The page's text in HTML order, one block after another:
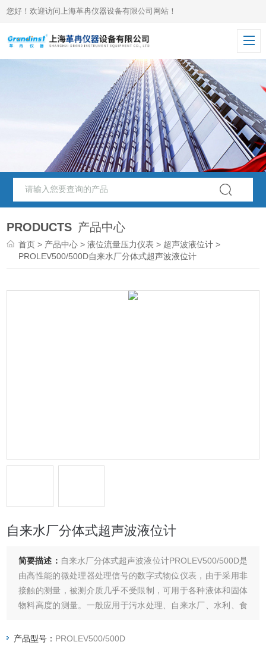
您好！欢迎访问上海革冉仪器设备有限公司网站！
PRODUCTS 产品中心
首页 > 产品中心 >液位流量压力仪表 > 超声波液位计 >
PROLEV500/500D自来水厂分体式超声波液位计
自来水厂分体式超声波液位计
简要描述： 自来水厂分体式超声波液位计PROLEV500/500D是
由高性能的微处理器处理信号的数字式物位仪表，由于采用非
接触的测量，被测介质几乎不受限制，可用于各种液体和固体
物料高度的测量。一般应用于污水处理、自来水厂、水利、食
产品型号： PROLEV500/500D